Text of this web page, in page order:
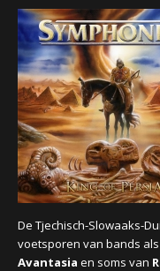
De Tjechisch-Slowaaks-
voetsporen van bands als
Avantasia en soms van